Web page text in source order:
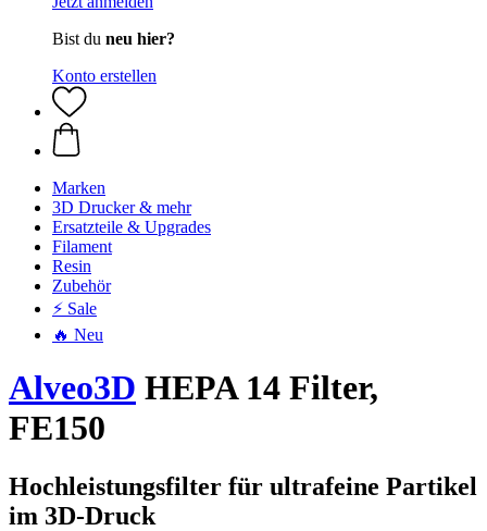
Bist du neu hier?
Konto erstellen
Marken
3D Drucker & mehr
Ersatzteile & Upgrades
Filament
Resin
Zubehör
⚡ Sale
🔥 Neu
Alveo3D HEPA 14 Filter,
FE150
Hochleistungsfilter für ultrafeine Partikel
im 3D-Druck